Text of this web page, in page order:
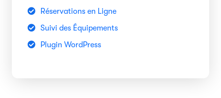
Réservations en Ligne
Suivi des Équipements
Plugin WordPress